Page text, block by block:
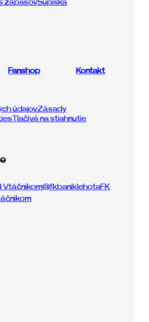
zápasovSúpiska
Fanshop Kontakt
údajovZásady
Tlačívá na stiahnutie
Vtáčnikom@fkbaniklehotaFK